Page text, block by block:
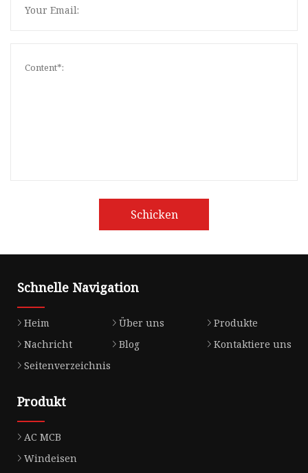
Schicken
Schnelle Navigation
Heim Über uns
Produkte
Nachricht
Blog
Kontaktiere uns
Seitenverzeichnis
Produkt
AC MCB
Windeisen